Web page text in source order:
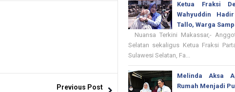
Previous Post
Ketua Fraksi
Wahyuddin
Tallo, Warga
Nuansa Terkini Makassar,-
Selatan sekaligus Ketua Fraksi
Sulawesi Selatan, Fa...
Melinda Aksa
Rumah Menjadi